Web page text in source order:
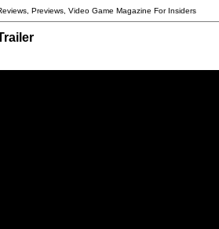
Previews, Video Game Magazine For Insiders